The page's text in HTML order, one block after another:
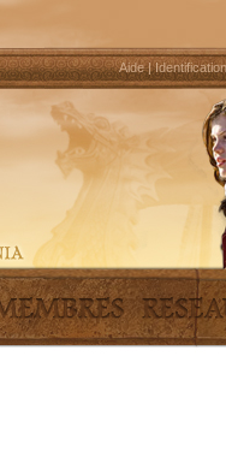
Aide|Identification